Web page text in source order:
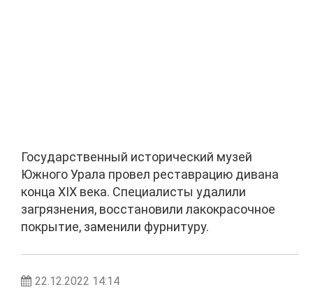
Государственный исторический музей
Южного Урала провел реставрацию дивана
конца XIX века. Специалисты удалили
загрязнения, восстановили лакокрасочное
покрытие, заменили фурнитуру.
22.12.2022 14:14